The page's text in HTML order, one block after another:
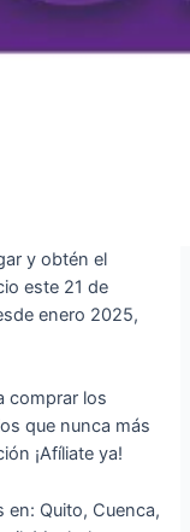
y obtén el
este 21 de
enero 2025,
comprar los
que nunca más
¡Afíliate ya!
Quito, Cuenca,